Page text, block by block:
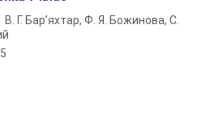
В. Г. Бар’яхтар, Ф. Я. Божинова, С.